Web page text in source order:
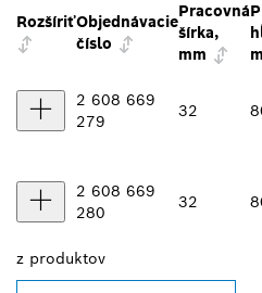
RozšíriťObjednávacie
číslo
Pracovná
šírka,
mm
2 608 669
279
32
2 608 669
280
32
z produktov